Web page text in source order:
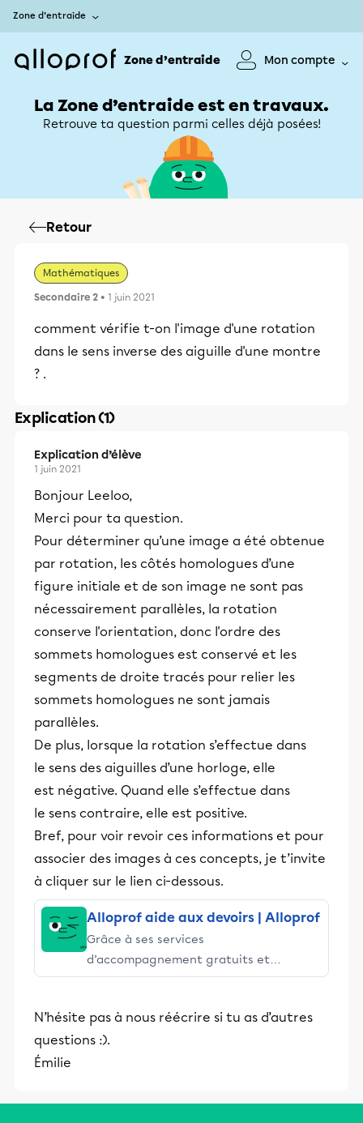
Zone d’entraide
Zone d’entraide Mon compte
La Zone d’entraide est en travaux.
Retrouve ta question parmi celles déjà posées!
Retour
Mathématiques
Secondaire 2 • 1 juin 2021
comment vérifie t-on l'image d'une rotation
dans le sens inverse des aiguille d'une montre
? .
Explication (1)
Explication d’élève
1 juin 2021
Bonjour Leeloo,
Merci pour ta question.
Pour déterminer qu’une image a été obtenue
par rotation, les côtés homologues d’une
figure initiale et de son image ne sont pas
nécessairement parallèles, la rotation
conserve l'orientation, donc l'ordre des
sommets homologues est conservé et les
segments de droite tracés pour relier les
sommets homologues ne sont jamais
parallèles.
De plus, lorsque la rotation s’effectue dans
le sens des aiguilles d’une horloge, elle
est négative. Quand elle s’effectue dans
le sens contraire, elle est positive.
Bref, pour voir revoir ces informations et pour
associer des images à ces concepts, je t’invite
à cliquer sur le lien ci-dessous.
Alloprof aide aux devoirs | Alloprof
Grâce à ses services
d’accompagnement gratuits et
stimulants, Alloprof engage les élèves
éducative.
N’hésite pas à nous réécrire si tu as d’autres
questions :).
Émilie